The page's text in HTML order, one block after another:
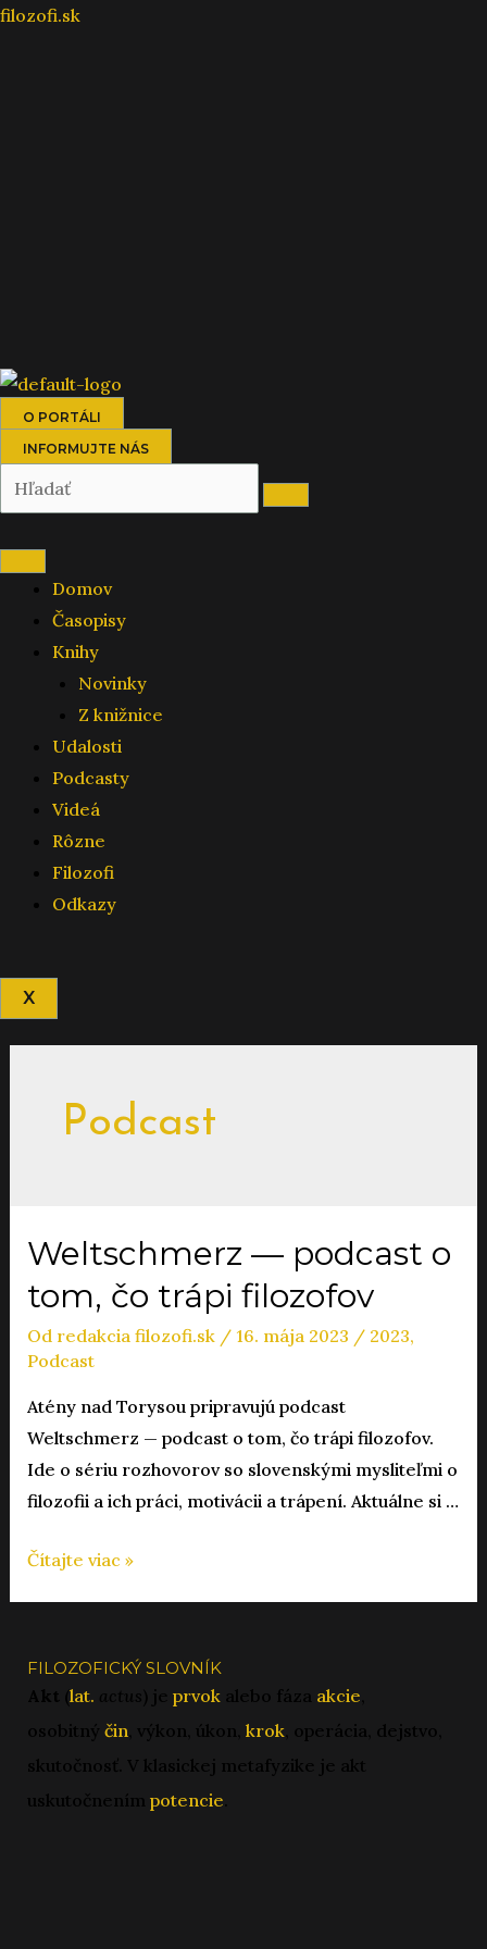
Preskočiť
filozofi.sk
O PORTÁLI
INFORMUJTE NÁS
Domov
Časopisy
Knihy
Novinky
Z knižnice
Udalosti
Podcasty
Videá
Rôzne
Filozofi
Odkazy
X
Podcast
Weltschmerz — podcast o
tom, čo trápi filozofov
Od redakcia filozofi.sk / 16. mája 2023 / 2023,
Podcast
Atény nad Torysou pripravujú podcast
Weltschmerz — podcast o tom, čo trápi filozofov.
Ide o sériu rozhovorov so slovenskými mysliteľmi o
filozofii a ich práci, motivácii a trápení. Aktuálne si …
Weltschmerz
tom,
Čítajte viac »
FILOZOFICKÝ SLOVNÍK
Akt (lat. actus) je prvokalebo fáza akcie
osobitný čin, výkon, úkon, krok, operácia, dejstvo,
skutočnosť. V klasickej metafyzike je akt
uskutočnením potencie